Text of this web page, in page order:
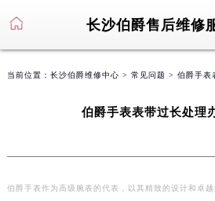
长沙伯爵售后维修
当前位置： 长沙伯爵维修中心 > 常见问题 > 伯爵手表
伯爵手表表带过长处理
伯爵手表作为高级腕表的代表，以其精致的设计和卓